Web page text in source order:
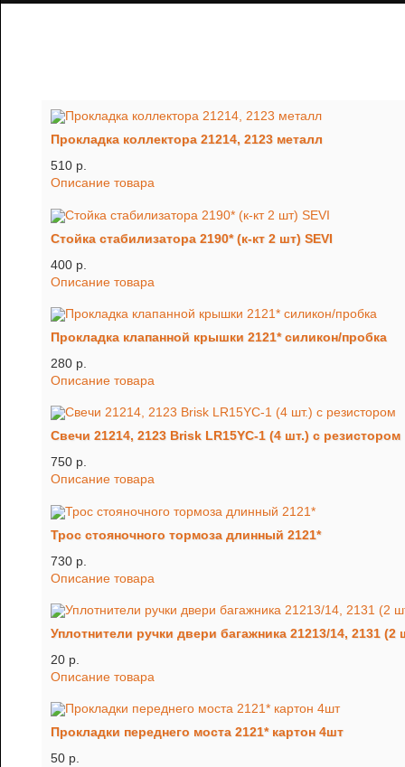
Прокладка коллектора 21214, 2123 металл
510 p.
Описание товара
Стойка стабилизатора 2190* (к-кт 2 шт) SEVI
400 p.
Описание товара
Прокладка клапанной крышки 2121* силикон/пробка
280 p.
Описание товара
Свечи 21214, 2123 Brisk LR15YC-1 (4 шт.) с резистором
750 p.
Описание товара
Трос стояночного тормоза длинный 2121*
730 p.
Описание товара
Уплотнители ручки двери багажника 21213/14, 2131 (2
20 p.
Описание товара
Прокладки переднего моста 2121* картон 4шт
50 p.